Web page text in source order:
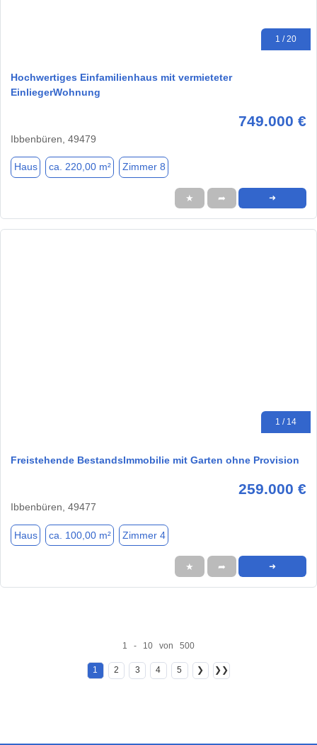
1 / 20
Hochwertiges Einfamilienhaus mit vermieteter
EinliegerWohnung
749.000 €
Ibbenbüren, 49479
Haus ca. 220,00 m² Zimmer 8
★ ➦ ➜
1 / 14
Freistehende BestandsImmobilie mit Garten ohne Provision
259.000 €
Ibbenbüren, 49477
Haus ca. 100,00 m² Zimmer 4
★ ➦ ➜
1 - 10 von 500
1 2 3 4 5 ❯ ❯❯